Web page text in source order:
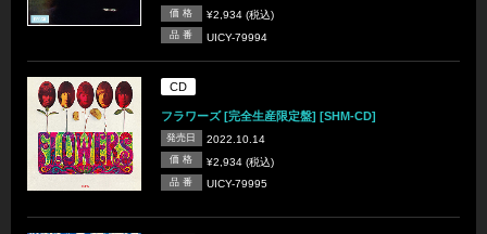
価 格 ¥2,934 (税込)
品 番 UICY-79994
CD
フラワーズ [完全生産限定盤] [SHM-CD]
発売日 2022.10.14
価 格 ¥2,934 (税込)
品 番 UICY-79995